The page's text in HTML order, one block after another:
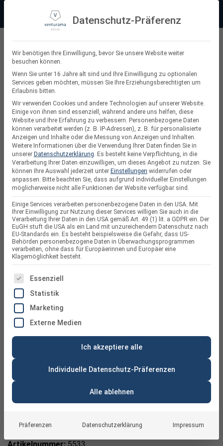
springen
+49 (0) 64 64 37 19 5 - 0
Suchen
nach:
Growatt
Growatt Shine RF Stick-X Datenlogger
Datenschutz-Präferenz
Wir benötigen Ihre Einwilligung, bevor Sie unsere Website weiter
besuchen können.
Wenn Sie unter 16 Jahre alt sind und Ihre Einwilligung zu optionalen
Services geben möchten, müssen Sie Ihre Erziehungsberechtigten um
Erlaubnis bitten.
Wir verwenden Cookies und andere Technologien auf unserer Website.
Einige von ihnen sind essenziell, während andere uns helfen, diese
Website und Ihre Erfahrung zu verbessern. Personenbezogene Daten
können verarbeitet werden (z. B. IP-Adressen), z. B. für personalisierte
Anzeigen und Inhalte oder die Messung von Anzeigen und Inhalten.
Weitere Informationen über die Verwendung Ihrer Daten finden Sie in
unserer Datenschutzerklärung. Es besteht keine Verpflichtung, in die
Verarbeitung Ihrer Daten einzuwilligen, um dieses Angebot zu nutzen. Sie
können Ihre Auswahl jederzeit unter Einstellungen widerrufen oder
anpassen. Bitte beachten Sie, dass aufgrund individueller Einstellungen
möglicherweise nicht alle Funktionen der Website verfügbar sind.
Einige Services verarbeiten personenbezogene Daten in den USA. Mit
Ihrer Einwilligung zur Nutzung dieser Services willigen Sie auch in die
Verarbeitung Ihrer Daten in den USA gemäß Art. 49 (1) lit. a GDPR ein. Der
EuGH stuft die USA als ein Land mit unzureichendem Datenschutz nach
EU-Standards ein. Es besteht beispielsweise die Gefahr, dass US-
Behörden personenbezogene Daten in Überwachungsprogrammen
verarbeiten, ohne dass für Europäerinnen und Europäer eine
Klagemöglichkeit besteht.
ES FOLGT EINE LISTE DER SERVICE-GRUPPEN, FÜR
Essenziell
Statistik
Marketing
Externe Medien
Ich akzeptiere alle
Individuelle Datenschutz-Präferenzen
Alle ablehnen
Präferenzen Datenschutzerklärung Impressum